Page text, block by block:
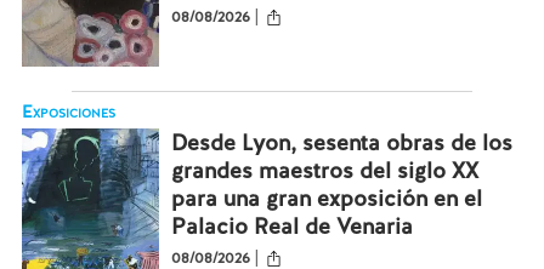
08/08/2026|
Exposiciones
Desde Lyon, sesenta obras de los
grandes maestros del siglo XX
para una gran exposición en el
Palacio Real de Venaria
08/08/2026|